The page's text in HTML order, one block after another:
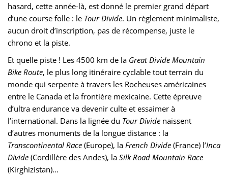
hasard, cette année-là, est donné le premier grand départ
d’une course folle : le Tour Divide. Un règlement minimaliste,
aucun droit d’inscription, pas de récompense, juste le
chrono et la piste.
Et quelle piste ! Les 4500 km de la Great Divide Mountain
Bike Route, le plus long itinéraire cyclable tout terrain du
monde qui serpente à travers les Rocheuses américaines
entre le Canada et la frontière mexicaine. Cette épreuve
d’ultra endurance va devenir culte et essaimer à
l’international. Dans la lignée du Tour Divide naissent
d’autres monuments de la longue distance : la
Transcontinental Race (Europe), la French Divide (France) l’Inca
Divide (Cordillère des Andes), la Silk Road Mountain Race
(Kirghizistan)…